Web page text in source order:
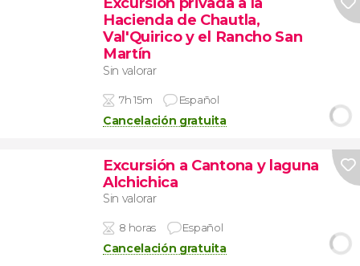
Hacienda de Chautla,
Val'Quirico y el Rancho San
Martín
Sin valorar
7h 15m Español
Cancelación gratuita
Excursión a Cantona y laguna
Alchichica
Sin valorar
8 horas Español
Cancelación gratuita